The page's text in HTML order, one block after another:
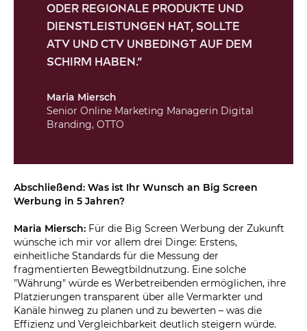
oder regionale Produkte und
Dienstleistungen hat, sollte
ATV und CTV unbedingt auf dem
Schirm haben.“
Maria Miersch
Senior Online Marketing Managerin Digital
Branding, OTTO
Abschließend: Was ist Ihr Wunsch an Big Screen
Werbung in 5 Jahren?
Maria Miersch: Für die Big Screen Werbung der Zukunft
wünsche ich mir vor allem drei Dinge: Erstens,
einheitliche Standards für die Messung der
fragmentierten Bewegtbildnutzung. Eine solche
"Währung" würde es Werbetreibenden ermöglichen, ihre
Platzierungen transparent über alle Vermarkter und
Kanäle hinweg zu planen und zu bewerten – was die
Effizienz und Vergleichbarkeit deutlich steigern würde.